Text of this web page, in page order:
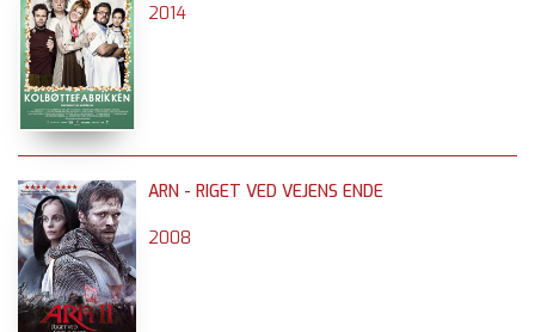
2014
ARN - RIGET VED VEJENS ENDE
2008